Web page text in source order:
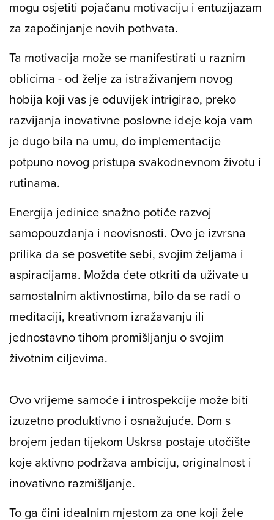
mogu osjetiti pojačanu motivaciju i entuzijazam
za započinjanje novih pothvata.
Ta motivacija može se manifestirati u raznim
oblicima - od želje za istraživanjem novog
hobija koji vas je oduvijek intrigirao, preko
razvijanja inovativne poslovne ideje koja vam
je dugo bila na umu, do implementacije
potpuno novog pristupa svakodnevnom životu i
rutinama.
Energija jedinice snažno potiče razvoj
samopouzdanja i neovisnosti. Ovo je izvrsna
prilika da se posvetite sebi, svojim željama i
aspiracijama. Možda ćete otkriti da uživate u
samostalnim aktivnostima, bilo da se radi o
meditaciji, kreativnom izražavanju ili
jednostavno tihom promišljanju o svojim
životnim ciljevima.
Ovo vrijeme samoće i introspekcije može biti
izuzetno produktivno i osnažujuće. Dom s
brojem jedan tijekom Uskrsa postaje utočište
koje aktivno podržava ambiciju, originalnost i
inovativno razmišljanje.
To ga čini idealnim mjestom za one koji žele